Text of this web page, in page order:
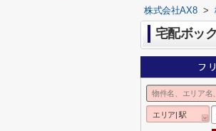
株式会社AX8 >
宅配ボッ
エリア| 駅